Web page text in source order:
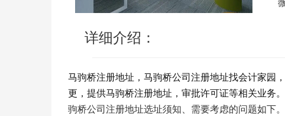
详细介绍：
马驹桥注册地址，马驹桥公司注册地址找会计家园
更，提供马驹桥注册地址，审批许可证等相关业务
驹桥公司注册地址选址须知、需要考虑的问题如下。